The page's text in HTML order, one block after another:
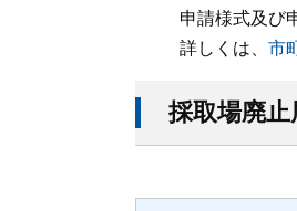
申請様式及び
詳しくは、 市
採取場廃止